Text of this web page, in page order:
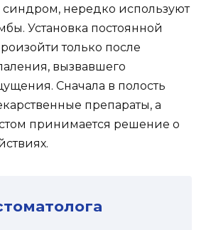
нередко используют
Установка постоянной
только после
вызвавшего
Сначала в полость
препараты, а
принимается решение о